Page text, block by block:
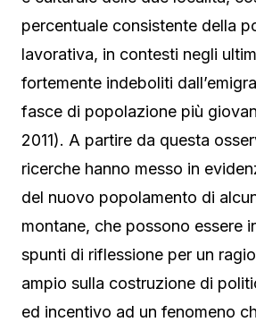
percentuale consistente della
lavorativa, in contesti negli
fortemente indeboliti
fasce di popolazione più
2011). A partire da questa
ricerche hanno messo in
del nuovo popolamento di
montane, che possono essere
spunti di riflessione per un
ampio sulla costruzione di
ed incentivo ad un fenomeno